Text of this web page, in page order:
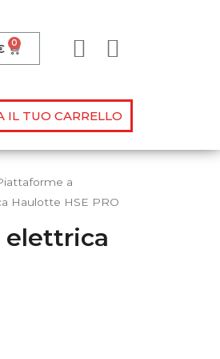
IL TUO CARRELLO
a
Haulotte HSE PRO
elettrica